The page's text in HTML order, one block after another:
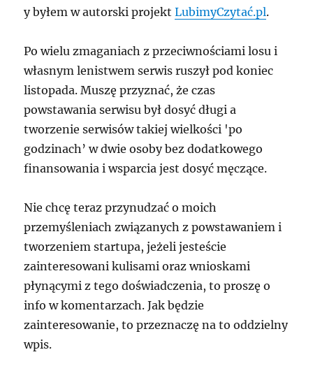
y byłem w autorski projektLubimyCzytać.pl.
Po wielu zmaganiach z przeciwnościami losu i
własnym lenistwem serwis ruszył pod koniec
listopada. Muszę przyznać, że czas
powstawania serwisu był dosyć długi a
tworzenie serwisów takiej wielkości 'po
godzinach’ w dwie osoby bez dodatkowego
finansowania i wsparcia jest dosyć męczące.
Nie chcę teraz przynudzać o moich
przemyśleniach związanych z powstawaniem i
tworzeniem startupa, jeżeli jesteście
zainteresowani kulisami oraz wnioskami
płynącymi z tego doświadczenia, to proszę o
info w komentarzach. Jak będzie
zainteresowanie, to przeznaczę na to oddzielny
wpis.